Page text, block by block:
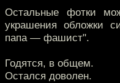
Остальные фотки
украшения обложки
папа — фашист".
Годятся, в общем.
Остался доволен.